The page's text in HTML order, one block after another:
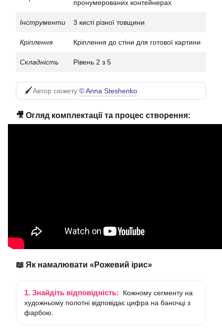
пронумерованих контейнерах
Інструменти 3 кисті різної товщини
Кріплення Кріплення до стіни для готової картини
Складність Рівень 2 з 5
Автор сюжету:© Anna Steshenko
🎥 Огляд комплектації та процес створення:
📖 Як намалювати «Рожевий ірис»
1. Знайдіть відповідність:
Кожному сегменту на
художньому полотні відповідає цифра на баночці з
фарбою.